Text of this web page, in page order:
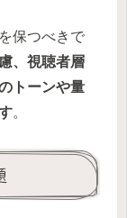
保つべきで
、視聴者層
トーンや量
。